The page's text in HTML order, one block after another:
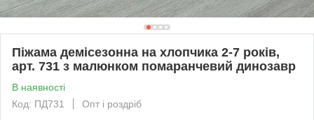
Піжама демісезонна на хлопчика 2-7 років,
арт. 731 з малюнком помаранчевий динозавр
В наявності
Код: ПД731
Опт і роздріб